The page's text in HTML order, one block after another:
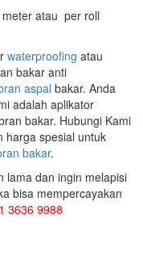
atau per roll
waterproofing atau
bakar anti
aspal bakar. Anda
adalah aplikator
bakar. Hubungi Kami
harga spesial untuk
bakar.
lama dan ingin melapisi
bisa mempercayakan
3636 9988